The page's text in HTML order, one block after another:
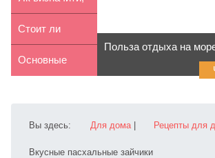
чи вживає
дитина ...
Стоит ли
заводить
собаку
Основные
конструк...
Польза отдыха на
Вы здесь: Для дома Рецепты для
Вкусные пасхальные зайчики